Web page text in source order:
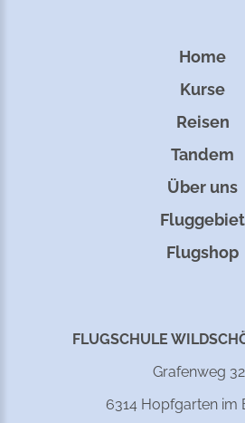
Home
Kurse
Reisen
Tandem
Über uns
Fluggebiet
Flugshop
FLUGSCHULE
Grafenweg
6314 Hopfgarten im